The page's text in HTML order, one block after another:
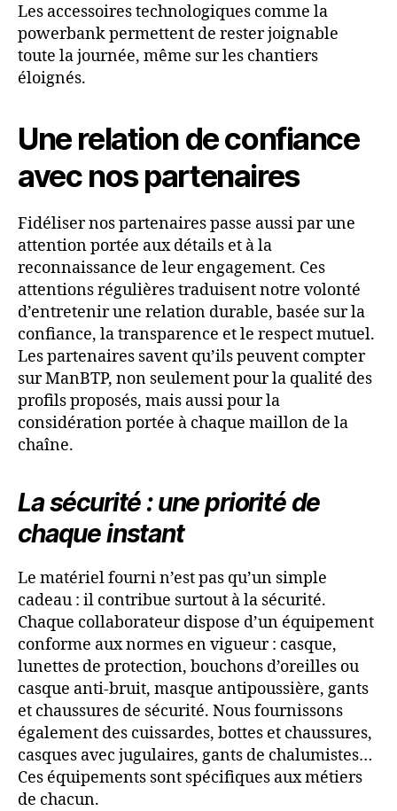
Les accessoires technologiques comme la
powerbank permettent de rester joignable
toute la journée, même sur les chantiers
éloignés.
Une relation de confiance
avec nos partenaires
Fidéliser nos partenaires passe aussi par une
attention portée aux détails et à la
reconnaissance de leur engagement. Ces
attentions régulières traduisent notre volonté
d’entretenir une relation durable, basée sur la
confiance, la transparence et le respect mutuel.
Les partenaires savent qu’ils peuvent compter
sur ManBTP, non seulement pour la qualité des
profils proposés, mais aussi pour la
considération portée à chaque maillon de la
chaîne.
La sécurité : une priorité de
chaque instant
Le matériel fourni n’est pas qu’un simple
cadeau : il contribue surtout à la sécurité.
Chaque collaborateur dispose d’un équipement
conforme aux normes en vigueur : casque,
lunettes de protection, bouchons d’oreilles ou
casque anti-bruit, masque antipoussière, gants
et chaussures de sécurité. Nous fournissons
également des cuissardes, bottes et chaussures,
casques avec jugulaires, gants de chalumistes…
Ces équipements sont spécifiques aux métiers
de chacun.